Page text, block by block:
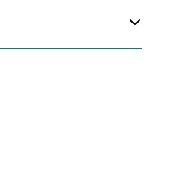
tiene
forma